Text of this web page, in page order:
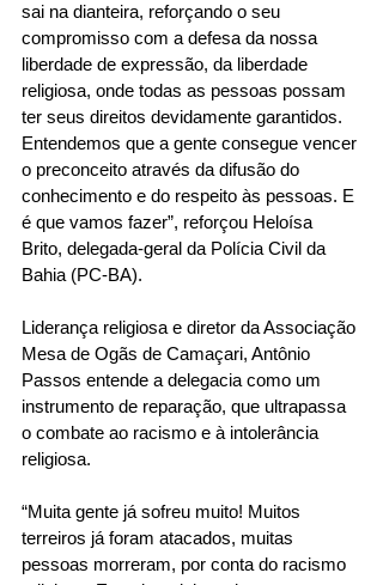
sai na dianteira, reforçando o seu
compromisso com a defesa da nossa
liberdade de expressão, da liberdade
religiosa, onde todas as pessoas possam
ter seus direitos devidamente garantidos.
Entendemos que a gente consegue vencer
o preconceito através da difusão do
conhecimento e do respeito às pessoas. E
é que vamos fazer”, reforçou Heloísa
Brito, delegada-geral da Polícia Civil da
Bahia (PC-BA).
Liderança religiosa e diretor da Associação
Mesa de Ogãs de Camaçari, Antônio
Passos entende a delegacia como um
instrumento de reparação, que ultrapassa
o combate ao racismo e à intolerância
religiosa.
“Muita gente já sofreu muito! Muitos
terreiros já foram atacados, muitas
pessoas morreram, por conta do racismo